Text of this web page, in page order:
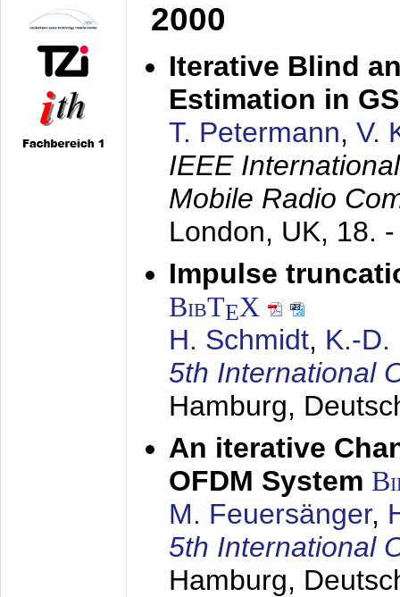
2000
Iterative Blind
Estimation in
T. Petermann, V.
IEEE
Mobile Radio
London, UK, 18.
Impulse
BibTEX
H. Schmidt, K.-D.
5th International
Hamburg,
An iterative
OFDM System
M. Feuersänger,
5th International
Hamburg,